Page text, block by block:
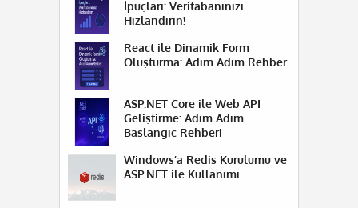
İpuçları: Veritabanınızı
Hızlandırın!
React ile Dinamik Form
Oluşturma: Adım Adım Rehber
ASP.NET Core ile Web API
Geliştirme: Adım Adım
Başlangıç Rehberi
Windows’a Redis Kurulumu ve
ASP.NET ile Kullanımı